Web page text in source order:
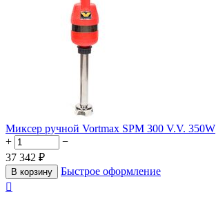
Миксер ручной Vortmax SPM 300 V.V. 350W
+
−
37 342 ₽
В корзину
Быстрое оформление
